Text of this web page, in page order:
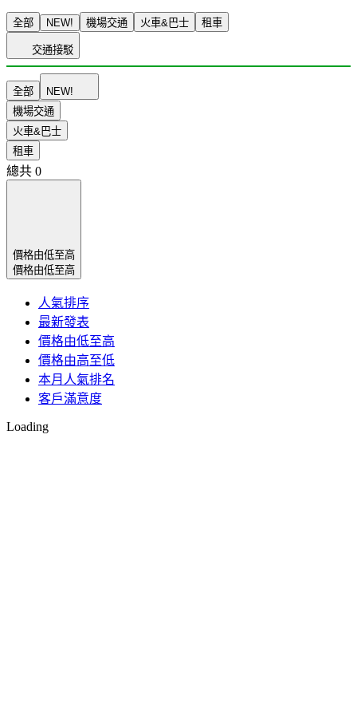
全部 NEW! 機場交通 火車&巴士 租車
交通接駁
全部
NEW!
機場交通
火車&巴士
租車
總共 0
價格由低至高
價格由低至高
人氣排序
最新發表
價格由低至高
價格由高至低
本月人氣排名
客戶滿意度
Loading